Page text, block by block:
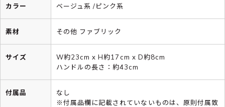
カラー ベージュ系 /ピンク系
素材 その他 ファブリック
サイズ
W約23cm x H約17cm x D約8cm
ハンドルの長さ：約43cm
付属品
なし
※付属品欄に記載されていないものは、原則付属致